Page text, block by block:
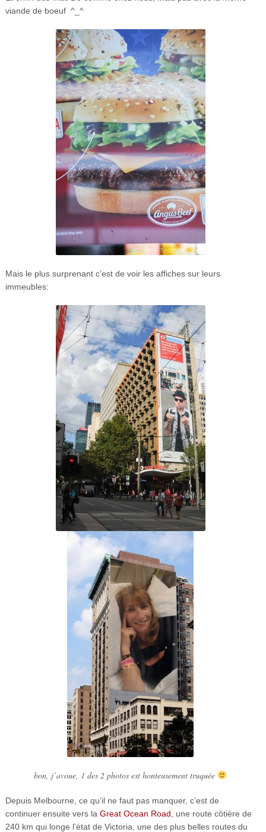
viande de boeuf ^_^
Mais le plus surprenant c’est de voir les affiches sur leurs
immeubles:
bon, j’avoue, 1 des 2 photos est honteusement truquée
Depuis Melbourne, ce qu’il ne faut pas manquer, c’est de
continuer ensuite vers la Great Ocean Road , une route côtière de
240 km qui longe l’état de Victoria, une des plus belles routes du